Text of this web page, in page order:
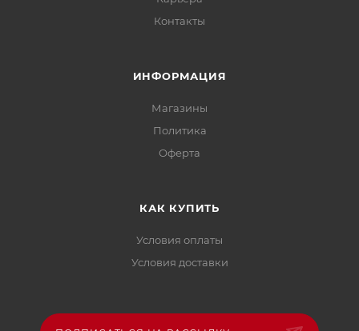
Контакты
ИНФОРМАЦИЯ
Магазины
Политика
Офертa
КАК КУПИТЬ
Условия оплаты
Условия доставки